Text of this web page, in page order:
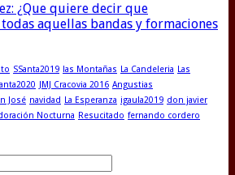
¿Que quiere decir que
aquellas bandas y formaciones
SSanta2019 las Montañas La Candeleria Las
JMJ Cracovia 2016 Angustias
José navidad La Esperanza igaula2019 don javier
Nocturna Resucitado fernando cordero